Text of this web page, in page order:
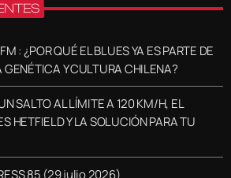
: ¿POR QUÉ EL BLUES YA ES PARTE DE
GENÉTICA Y CULTURA CHILENA?
SALTO AL LÍMITE A 120 KM/H, EL
HETFIELD Y LA SOLUCIÓN PARA TU